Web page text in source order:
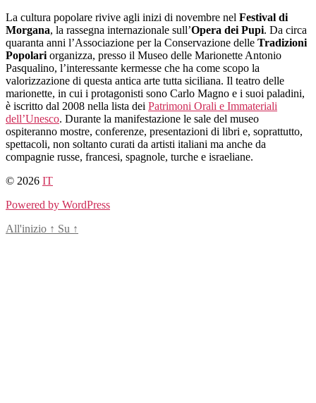
Salta
al
contenuto
La cultura popolare rivive agli inizi di novembre nel Festival di
Morgana, la rassegna internazionale sull’Opera dei Pupi. Da circa
quaranta anni l’Associazione per la Conservazione delle Tradizioni
Popolari organizza, presso il Museo delle Marionette Antonio
Pasqualino, l’interessante kermesse che ha come scopo la
valorizzazione di questa antica arte tutta siciliana. Il teatro delle
marionette, in cui i protagonisti sono Carlo Magno e i suoi paladini,
è iscritto dal 2008 nella lista dei Patrimoni Orali e Immateriali
dell’Unesco. Durante la manifestazione le sale del museo
ospiteranno mostre, conferenze, presentazioni di libri e, soprattutto,
spettacoli, non soltanto curati da artisti italiani ma anche da
compagnie russe, francesi, spagnole, turche e israeliane.
© 2026 IT
Powered by WordPress
All'inizio ↑ Su ↑